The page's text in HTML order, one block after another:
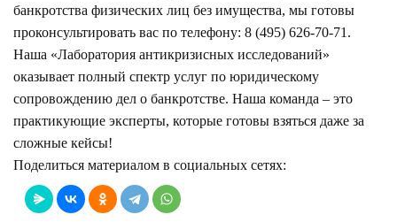
банкротства физических лиц без имущества, мы готовы
проконсультировать вас по телефону: 8 (495) 626-70-71.
Наша «Лаборатория антикризисных исследований»
оказывает полный спектр услуг по юридическому
сопровождению дел о банкротстве. Наша команда – это
практикующие эксперты, которые готовы взяться даже за
сложные кейсы!
Поделиться материалом в социальных сетях: